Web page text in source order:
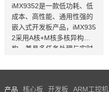
iMX9352是一款低功耗、低
成本、高性能、通用性强的
嵌入式开发板产品，iMX935
2采用A核+M核多核异构架
构，兼具多任务处理与实时
5 microNPU，满足边缘AI需
产品 核心板 开发板 ARM工控机